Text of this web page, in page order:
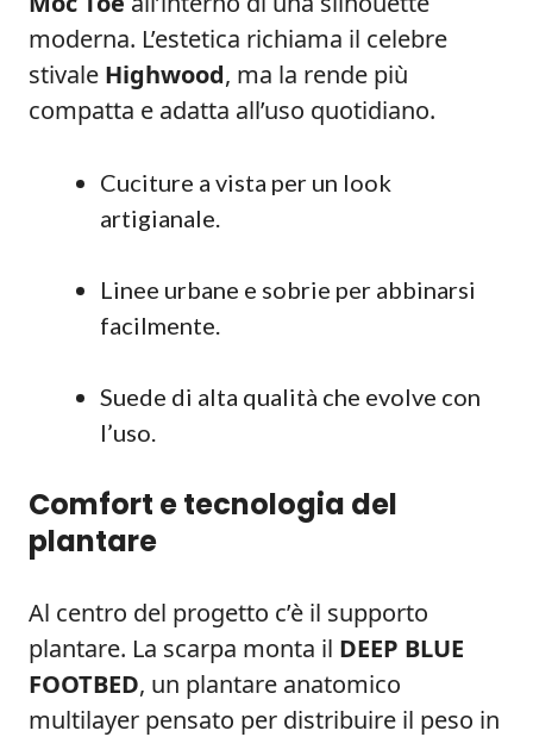
moderna. L’estetica richiama il celebre
stivale Highwood, ma la rende più
compatta e adatta all’uso quotidiano.
Cuciture a vista per un look
artigianale.
Linee urbane e sobrie per abbinarsi
facilmente.
Suede di alta qualità che evolve con
l’uso.
Comfort e tecnologia del
plantare
Al centro del progetto c’è il supporto
plantare. La scarpa monta il DEEP BLUE
FOOTBED, un plantare anatomico
multilayer pensato per distribuire il peso in